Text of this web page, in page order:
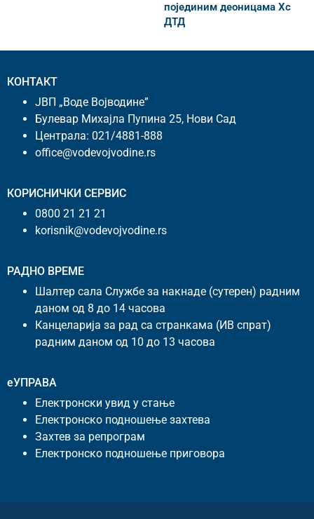
појединим деоницама Хс
ДТД
КОНТАКТ
ЈВП „Воде Војводине”
Булевар Михајла Пупина 25, Нови Сад
Централа: 021/4881-888
office@vodevojvodine.rs
КОРИСНИЧКИ СЕРВИС
0800 21 21 21
korisnik@vodevojvodine.rs
РАДНО ВРЕМЕ
Шалтер сала Службе за накнаде (сутерен) радним
даном од 8 до 14 часова
Канцеларија за рад са странкама (ИВ спрат)
радним даном од 10 до 13 часова
еУПРАВА
Електронски увид у стање
Електронско подношење захтева
Захтев за репрограм
Електронско подношење приговора